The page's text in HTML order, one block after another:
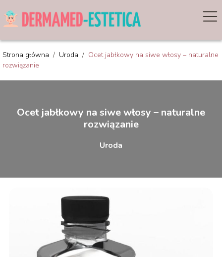
Strona główna / Uroda / Ocet jabłkowy na siwe włosy – naturalne
rozwiązanie
Ocet jabłkowy na siwe włosy – naturalne
rozwiązanie
Uroda